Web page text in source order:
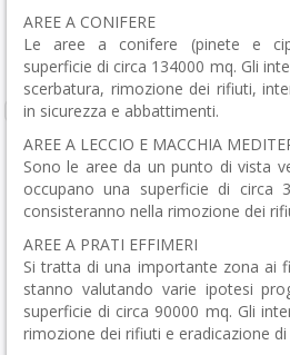
AREE A CONIFERE
Le aree a conifere (pinete e
superficie di circa 134000 mq. Gli
scerbatura, rimozione dei rifiuti,
in sicurezza e abbattimenti.
AREE A LECCIO E MACCHIA
Sono le aree da un punto di vista
occupano una superficie di circa
consisteranno nella rimozione dei
AREE A PRATI EFFIMERI
Si tratta di una importante zona ai
stanno valutando varie ipotesi
superficie di circa 90000 mq. Gli
rimozione dei rifiuti e eradicazione